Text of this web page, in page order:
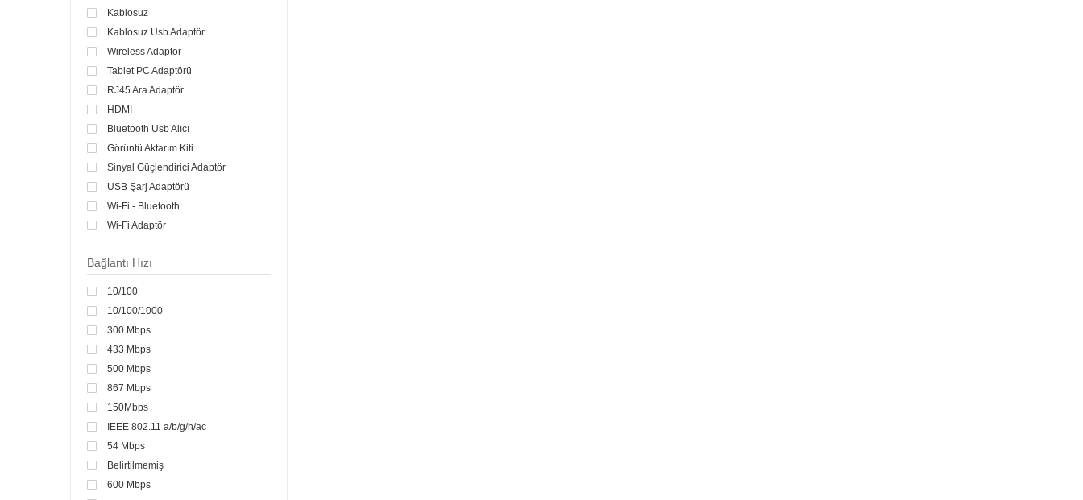
Kablosuz
Kablosuz Usb Adaptör
Wireless Adaptör
Tablet PC Adaptörü
RJ45 Ara Adaptör
HDMI
Bluetooth Usb Alıcı
Görüntü Aktarım Kiti
Sinyal Güçlendirici Adaptör
USB Şarj Adaptörü
Wi-Fi - Bluetooth
Wi-Fi Adaptör
Bağlantı Hızı
10/100
10/100/1000
300 Mbps
433 Mbps
500 Mbps
867 Mbps
150Mbps
IEEE 802.11 a/b/g/n/ac
54 Mbps
Belirtilmemiş
600 Mbps